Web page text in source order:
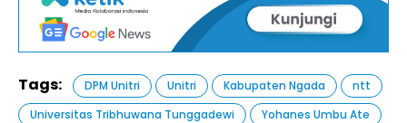
Tags: DPM Unitri Unitri Kabupaten Ngada
ntt
Universitas Tribhuwana Tunggadewi
Yohanes Umbu Ate